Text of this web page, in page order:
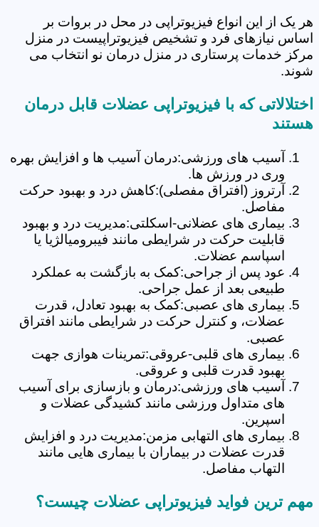
هر یک از این انواع فیزیوتراپی در محل در بروات بر
اساس نیازهای فرد و تشخیص فیزیوتراپیست در منزل
مرکز خدمات پرستاری در منزل درمان نو انتخاب می
شوند.
اختلالاتی که با فیزیوتراپی عضلات قابل درمان
هستند
آسیب های ورزشی:درمان آسیب ها و افزایش بهره
وری در ورزش ها.
آرتروز (افتراق مفصلی):کاهش درد و بهبود حرکت
مفاصل.
بیماری های عضلانی-اسکلتی:مدیریت درد و بهبود
قابلیت حرکت در شرایطی مانند فیبرومیالژیا یا
اسپاسم عضلات.
عود پس از جراحی:کمک به بازگشت به عملکرد
طبیعی بعد از عمل جراحی.
بیماری های عصبی:کمک به بهبود تعادل، قدرت
عضلات، و کنترل حرکت در شرایطی مانند افتراق
عصبی.
بیماری های قلبی-عروقی:تمرینات هوازی جهت
بهبود قدرت قلبی و عروقی.
آسیب های ورزشی:درمان و بازسازی برای آسیب
های متداول ورزشی مانند کشیدگی عضلات و
اسپرین.
بیماری های التهابی مزمن:مدیریت درد و افزایش
قدرت عضلات در بیماران با بیماری هایی مانند
التهاب مفاصل.
مهم ترین فواید فیزیوتراپی عضلات چیست؟